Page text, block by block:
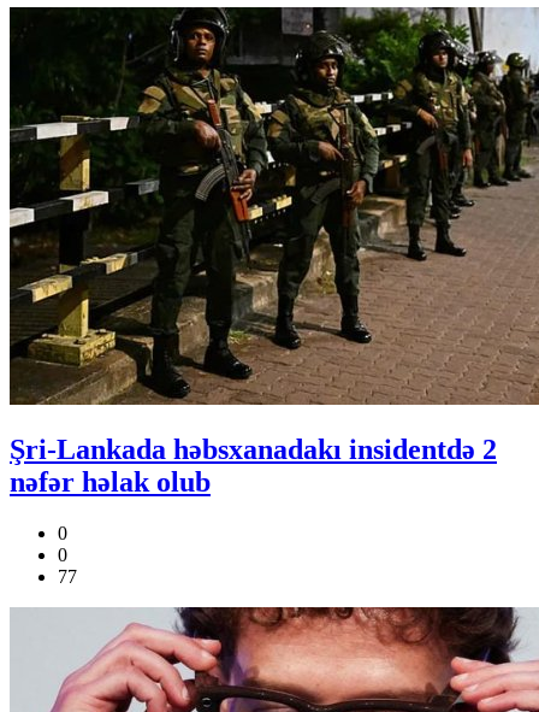
Şri-Lankada həbsxanadakı insidentdə 2
nəfər həlak olub
0
0
77